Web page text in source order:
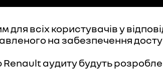
всіх користувачів у
на забезпечення
аудиту будуть